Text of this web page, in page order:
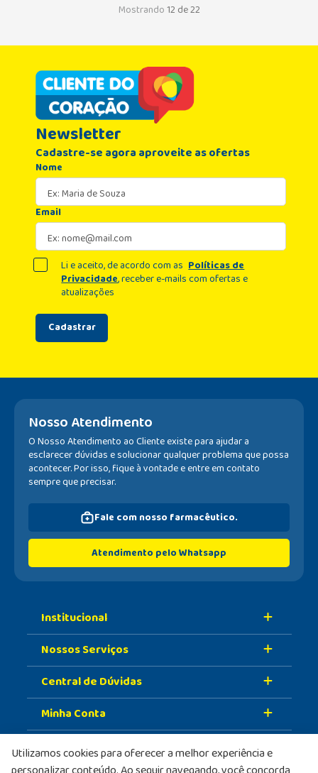
Mostrando12 de 22
Newsletter
Cadastre-se agora aproveite as ofertas
Nome
Email
Cadastrar
Li e aceito, de acordo com as Políticas de
Privacidade, receber e-mails com ofertas e
atualizações
Nosso Atendimento
O Nosso Atendimento ao Cliente existe para ajudar a
esclarecer dúvidas e solucionar qualquer problema que possa
acontecer. Por isso, fique à vontade e entre em contato
sempre que precisar.
Fale com nosso farmacêutico.
Atendimento pelo Whatsapp
Institucional
Sobre A Nossa Drogaria
Nossa História
Nossas Lojas
Trabalhe Conosco
Nossos Serviços
Retire Na Loja
Vacinas
PBM
Central de Dúvidas
Formas de Pagamento
Prazo de Entrega
Minha Conta
Meus Dados
Formas de pagamento
Utilizamos cookies para oferecer a melhor experiência e